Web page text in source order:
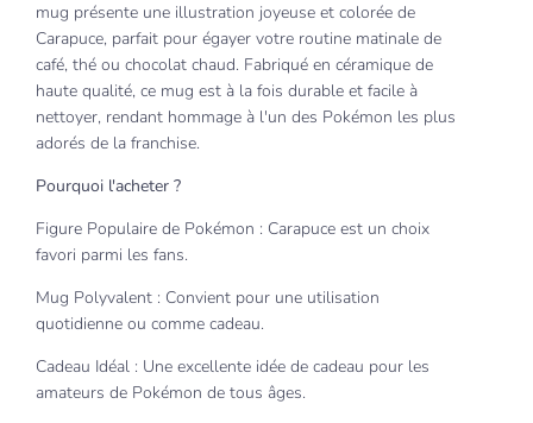
mug présente une illustration joyeuse et colorée de
Carapuce, parfait pour égayer votre routine matinale de
café, thé ou chocolat chaud. Fabriqué en céramique de
haute qualité, ce mug est à la fois durable et facile à
nettoyer, rendant hommage à l'un des Pokémon les plus
adorés de la franchise.
Pourquoi l'acheter ?
Figure Populaire de Pokémon : Carapuce est un choix
favori parmi les fans.
Mug Polyvalent : Convient pour une utilisation
quotidienne ou comme cadeau.
Cadeau Idéal : Une excellente idée de cadeau pour les
amateurs de Pokémon de tous âges.